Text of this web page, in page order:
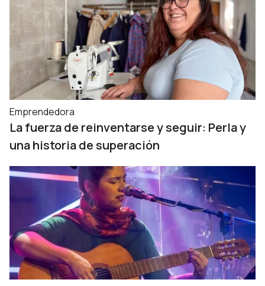
Emprendedora
La fuerza de reinventarse y seguir: Perla y
una historia de superación